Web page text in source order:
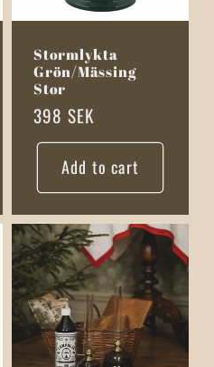
Stormlykta
Grön/Mässing
Stor
Regular
price
398 SEK
Add to cart